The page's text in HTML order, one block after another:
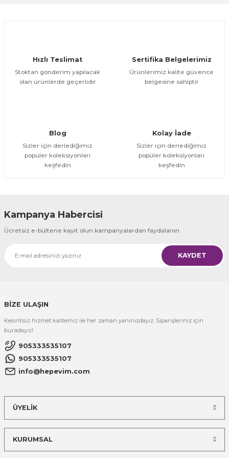
Bu ürüne benzer farklı alternatifler olmalı.
Hızlı Teslimat
Stoktan gönderim yapılacak
olan ürünlerde geçerlidir
Sertifika Belgelerimiz
Ürünlerimiz kalite güvence
belgesine sahiptir
Blog
Sizler için derlediğimiz
popüler koleksiyonları
keşfedin
Kolay İade
Sizler için derlediğimiz
popüler koleksiyonları
keşfedin
Kampanya Habercisi
Ücretsiz e-bültene kayıt olun kampanyalardan faydalanın.
KAYDET
BİZE ULAŞIN
Kesintisiz hizmet kalitemiz ile her zaman yanınızdayız. Siparişleriniz için
buradayız!
905333535107
905333535107
info@hepevim.com
ÜYELİK
KURUMSAL